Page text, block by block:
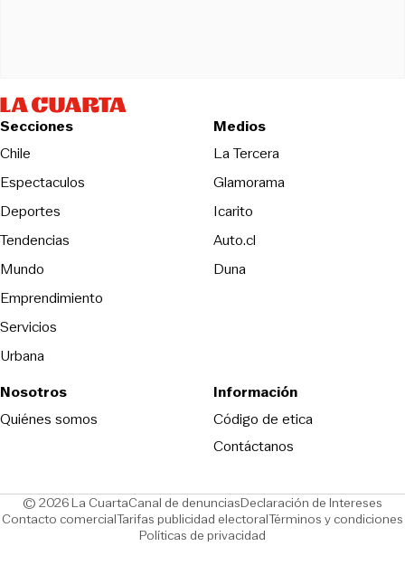
Secciones
Chile
Espectaculos
Deportes
Tendencias
Mundo
Emprendimiento
Servicios
Urbana
Medios
La TerceraOpens in new
Glamorama
Icarito
Auto.cl
DunaOpens in new window
Nosotros
Quiénes somos
Información
Código de eticaOpens in new
Contáctanos
© 2026 La CuartaCanal de denunciasOpens in new window
Declaración de Intereses
Contacto comercialOpens in new window
Tarifas publicidad electoralOpens in new window
Términos y condiciones
Políticas de privacidad